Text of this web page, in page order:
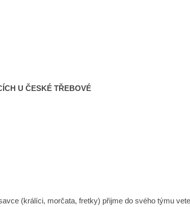
U ČESKÉ TŘEBOVÉ
(králíci, morčata, fretky) přijme do svého týmu